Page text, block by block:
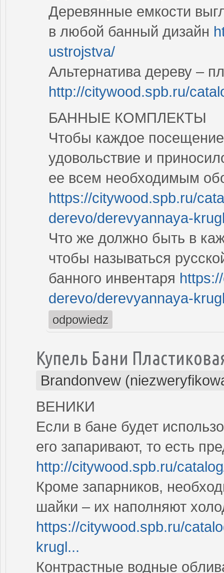
Деревянные емкости
в любой банный дизайн
ustrojstva/
Альтернатива дереву –
http://citywood.spb.ru/
БАННЫЕ КОМПЛЕКТЫ
Чтобы каждое
удовольствие и
ее всем необходимым
https://citywood.spb.ru/
derevo/derevyannaya-
Что же должно быть в
чтобы называться
банного инвентаря
derevo/derevyannaya-
odpowiedz
Купель Бани
Brandonvew
ВЕНИКИ
Если в бане будет
его запаривают, то есть
http://citywood.spb.ru/
Кроме запарников,
шайки – их наполняют
https://citywood.spb.ru/
krugl...
Контрастные водные